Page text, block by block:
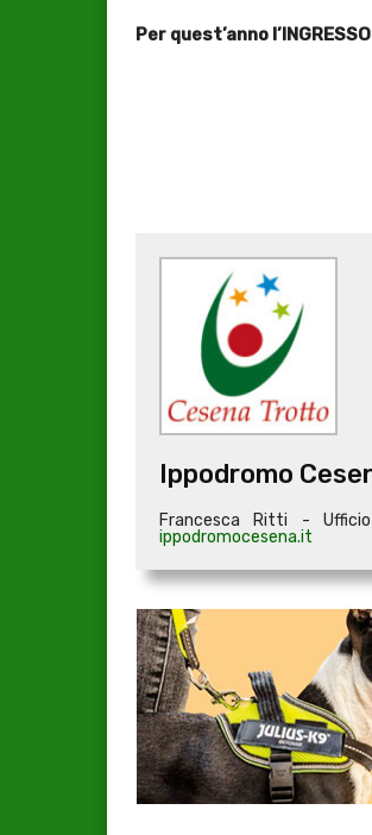
Per quest’anno
Ippodromo
Francesca Ritti -
ippodromocesena.it